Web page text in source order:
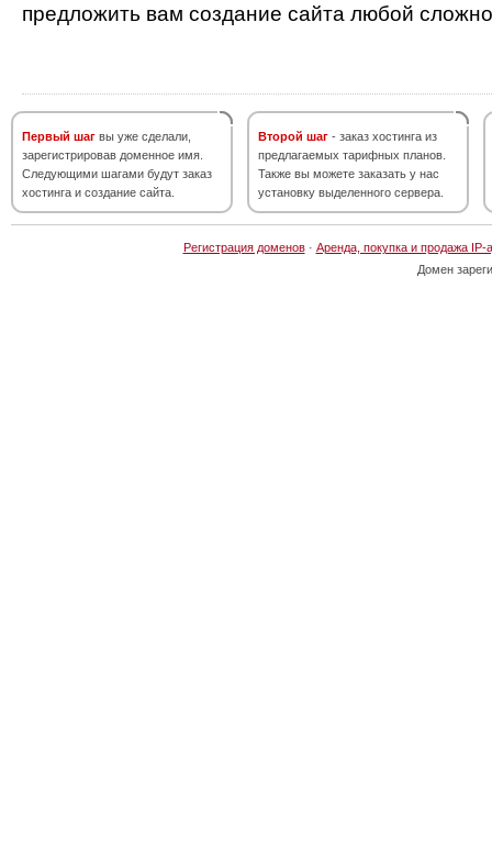
предложить вам создание сайта любой
Первый шаг вы уже сделали,
зарегистрировав доменное имя.
Следующими шагами будут заказ
хостинга и создание сайта.
Второй шаг - заказ хостинга из
предлагаемых тарифных планов.
Также вы можете заказать у нас
установку выделенного сервера.
Регистрация доменов· Аренда, покупка и продажа IP-
Домен